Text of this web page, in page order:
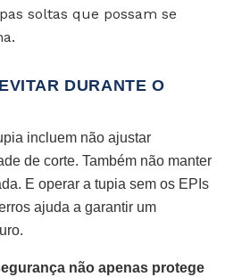
soltas que possam se
DURANTE O
incluem não ajustar
de corte. Também não manter
E operar a tupia sem os EPIs
ajuda a garantir um
não apenas protege